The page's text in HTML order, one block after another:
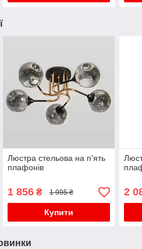
Люстра стельова на п'ять
плафонів
1 856₴ 1 995 ₴
Купити
2